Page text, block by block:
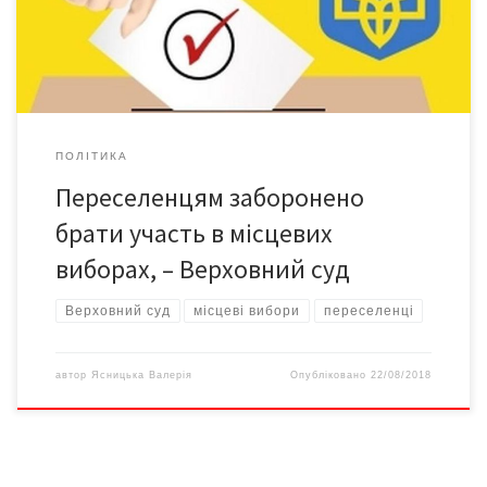
тільки у тих громадян України, які постійно проживають на
відповідній території […]
ПОЛІТИКА
Переселенцям заборонено
брати участь в місцевих
виборах, – Верховний суд
Верховний суд місцеві вибори переселенці
автор Ясницька Валерія Опубліковано 22/08/2018